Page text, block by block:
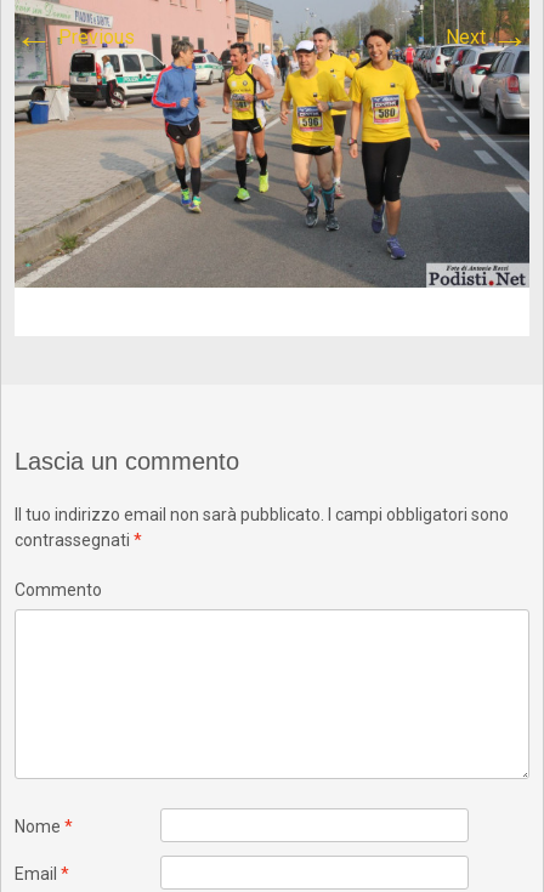
←Previous Next→
Lascia un commento
Il tuo indirizzo email non sarà pubblicato. I campi obbligatori sono
contrassegnati*
Commento
Nome*
Email*